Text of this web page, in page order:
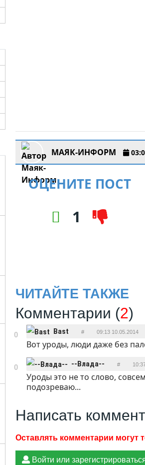
МАЯК-ИНФОРМ
ОЦЕНИТЕ ПОСТ
1
ЧИТАЙТЕ ТАКЖЕ
Комментарии (2)
0 Bast # 09:13 10.05.2014
Вот уроды, люди даже без
0 --Влада-- #
Уроды это не то слово,
подозреваю...
Написать
Войти или